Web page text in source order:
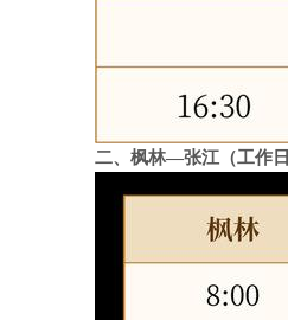
二、枫林—张江（工作日